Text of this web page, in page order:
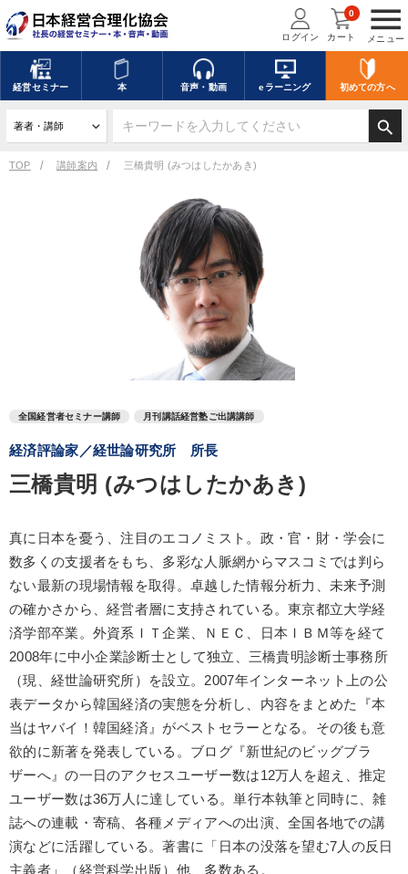
menu
メニュー
ログイン カート
0
経営セミナー 本 音声・動画 eラーニング 初めての方へ
search
TOP 講師案内 三橋貴明 (みつはしたかあき)
全国経営者セミナー講師 月刊講話経営塾ご出講講師
経済評論家／経世論研究所 所長
三橋貴明 (みつはしたかあき)
真に日本を憂う、注目のエコノミスト。政・官・財・学会に
数多くの支援者をもち、多彩な人脈網からマスコミでは判ら
ない最新の現場情報を取得。卓越した情報分析力、未来予測
の確かさから、経営者層に支持されている。東京都立大学経
済学部卒業。外資系ＩＴ企業、ＮＥＣ、日本ＩＢＭ等を経て
2008年に中小企業診断士として独立、三橋貴明診断士事務所
（現、経世論研究所）を設立。2007年インターネット上の公
表データから韓国経済の実態を分析し、内容をまとめた『本
当はヤバイ！韓国経済』がベストセラーとなる。その後も意
欲的に新著を発表している。ブログ『新世紀のビッグブラ
ザーへ』の一日のアクセスユーザー数は12万人を超え、推定
ユーザー数は36万人に達している。単行本執筆と同時に、雑
誌への連載・寄稿、各種メディアへの出演、全国各地での講
演などに活躍している。著書に「日本の没落を望む7人の反日
主義者」（経営科学出版）他、多数ある。